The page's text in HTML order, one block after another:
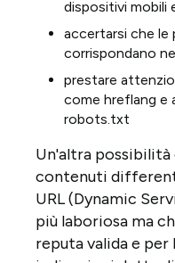
dispositivi mobili
accertarsi che le
corrispondano
prestare
come hreflang e
robots.txt
Un'altra possibilità
contenuti
URL (Dynamic
più laboriosa ma
reputa valida e per